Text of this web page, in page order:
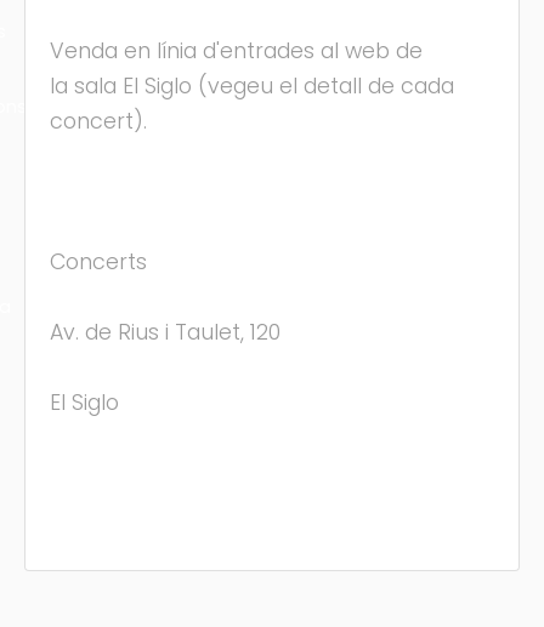
Venda en línia d'entrades al web de
la sala El Siglo (vegeu el detall de cada
concert).
Concerts
Av. de Rius i Taulet, 120
El Siglo